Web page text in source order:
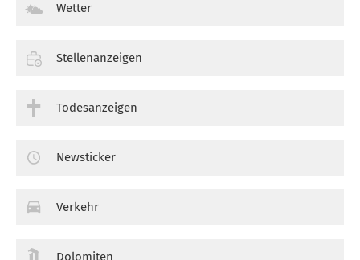
Wetter
Stellenanzeigen
Todesanzeigen
Newsticker
Verkehr
Dolomiten